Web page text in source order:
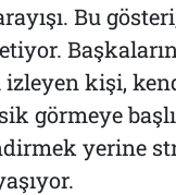
Bu
kişi,
görmeye
yerine